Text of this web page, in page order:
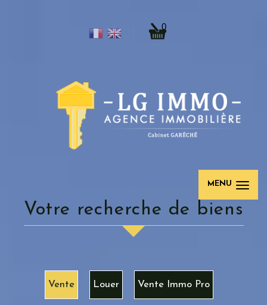
0
MENU
Votre recherche de biens
Vente Louer Vente Immo Pro